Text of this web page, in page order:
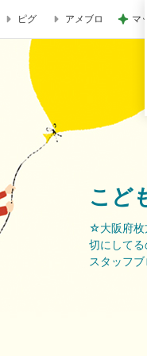
どもテラスだより
ピグ アメブロ マ
こど
☆大阪府枚
切にしてる
スタッフ